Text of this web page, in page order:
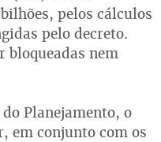
pelos cálculos
pelo decreto.
bloqueadas nem
Planejamento, o
em conjunto com os